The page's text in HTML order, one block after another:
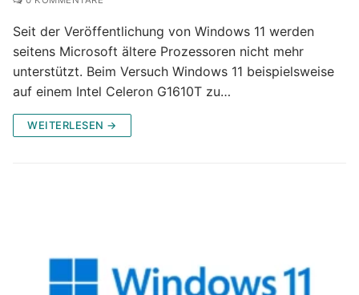
Seit der Veröffentlichung von Windows 11 werden
seitens Microsoft ältere Prozessoren nicht mehr
unterstützt. Beim Versuch Windows 11 beispielsweise
auf einem Intel Celeron G1610T zu…
WEITERLESEN →